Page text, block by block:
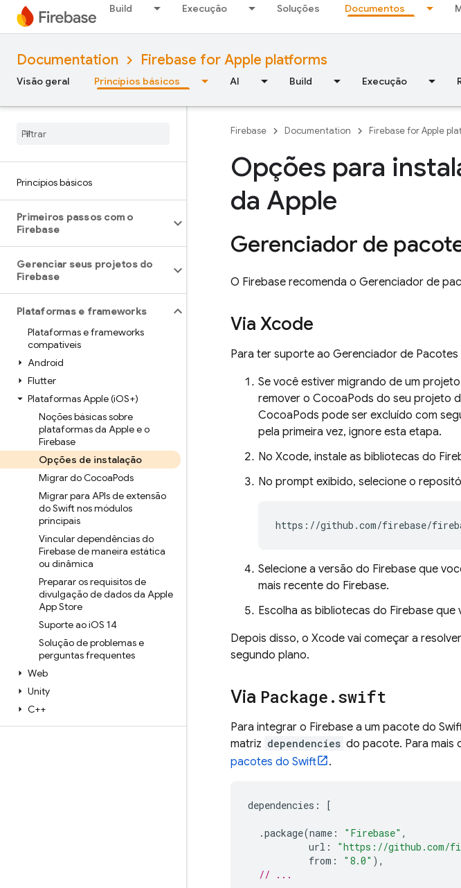
Build Execução Soluções Documentos
Documentation Firebase for Apple platforms
Visão geral Princípios básicos AI Build Execução
Princípios básicos
Primeiros passos com o
Firebase
Gerenciar seus projetos do
Firebase
Plataformas e frameworks
Plataformas e frameworks
compatíveis
Android
Flutter
Plataformas Apple (iOS+)
Noções básicas sobre
plataformas da Apple e o
Firebase
Opções de instalação
Migrar do CocoaPods
Migrar para APIs de extensão
do Swift nos módulos
principais
Vincular dependências do
Firebase de maneira estática
ou dinâmica
Preparar os requisitos de
divulgação de dados da Apple
App Store
Suporte ao iOS 14
Solução de problemas e
perguntas frequentes
Web
Unity
C++
Firebase Documentation Firebase for Apple
Opções para
da Apple
Gerenciador de
O Firebase recomenda o Gerenciador de
Via Xcode
Para ter suporte ao Gerenciador de
Se você estiver migrando de um
remover o CocoaPods do seu projeto
CocoaPods pode ser excluído com
pela primeira vez, ignore esta etapa.
No Xcode, instale as bibliotecas do
No prompt exibido, selecione o
Selecione a versão do Firebase que
mais recente do Firebase.
Escolha as bibliotecas do Firebase
Depois disso, o Xcode vai começar a
segundo plano.
Via Package.swift
Para integrar o Firebase a um pacote do
matriz dependencies do pacote. Para mais
pacotes do Swift
.
dependencies : [
.package(name : "Firebase" ,
url : "https://github.com/
from : "8.0" ),
// ...